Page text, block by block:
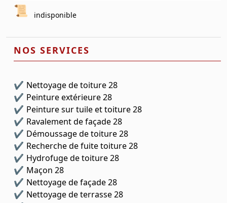
indisponible
NOS SERVICES
Nettoyage de toiture 28
Peinture extérieure 28
Peinture sur tuile et toiture 28
Ravalement de façade 28
Démoussage de toiture 28
Recherche de fuite toiture 28
Hydrofuge de toiture 28
Maçon 28
Nettoyage de façade 28
Nettoyage de terrasse 28